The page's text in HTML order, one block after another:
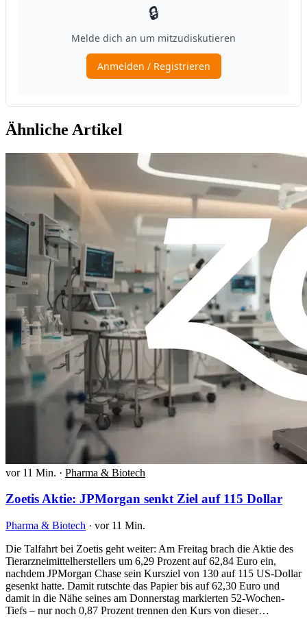
Ähnliche Artikel
vor 11 Min. · Pharma & Biotech
Zoetis Aktie: JPMorgan senkt Ziel auf 115 Dollar
Pharma & Biotech · vor 11 Min.
Die Talfahrt bei Zoetis geht weiter: Am Freitag brach die Aktie des
Tierarzneimittelherstellers um 6,29 Prozent auf 62,84 Euro ein,
nachdem JPMorgan Chase sein Kursziel von 130 auf 115 US-Dollar
gesenkt hatte. Damit rutschte das Papier bis auf 62,30 Euro und
damit in die Nähe seines am Donnerstag markierten 52-Wochen-
Tiefs – nur noch 0,87 Prozent trennen den Kurs von dieser…